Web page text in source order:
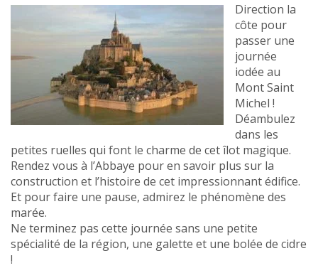
Direction la
côte pour
passer une
journée
iodée au
Mont Saint
Michel !
Déambulez
dans les
petites ruelles qui font le charme de cet îlot magique.
Rendez vous à l’Abbaye pour en savoir plus sur la
construction et l’histoire de cet impressionnant édifice.
Et pour faire une pause, admirez le phénomène des
marée.
Ne terminez pas cette journée sans une petite
spécialité de la région, une galette et une bolée de cidre
!